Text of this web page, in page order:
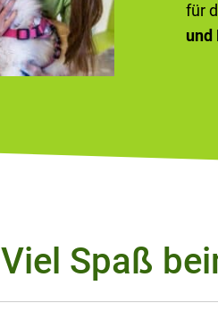
für
und
Viel Spaß